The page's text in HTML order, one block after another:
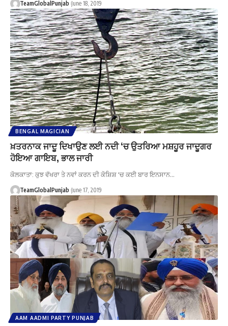
TeamGlobalPunjab June 18, 2019
BENGAL MAGICIAN
ਖ਼ਤਰਨਾਕ ਜਾਦੂ ਦਿਖਾਉਣ ਲਈ ਨਦੀ ‘ਚ ਉਤਰਿਆ ਮਸ਼ਹੂਰ ਜਾਦੂਗਰ
ਹੋਇਆ ਗਾਇਬ, ਭਾਲ ਜਾਰੀ
ਕੋਲਕਾਤਾ: ਕੁਝ ਵੱਖਰਾ ਤੇ ਨਵਾਂ ਕਰਨ ਦੀ ਕੋਸ਼ਿਸ਼ 'ਚ ਕਈ ਬਾਰ ਇਨਸਾਨ…
TeamGlobalPunjab June 17, 2019
AAM AADMI PARTY PUNJAB